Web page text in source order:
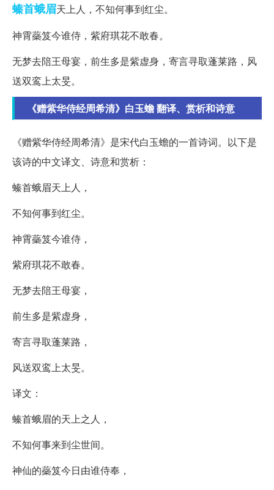
螓首蛾眉天上人，不知何事到红尘。
神霄蘂笈今谁侍，紫府琪花不敢春。
无梦去陪王母宴，前生多是紫虚身，寄言寻取蓬莱路，风
送双鸾上太旻。
《赠紫华侍经周希清》白玉蟾 翻译、赏析和诗意
《赠紫华侍经周希清》是宋代白玉蟾的一首诗词。以下是
该诗的中文译文、诗意和赏析：
螓首蛾眉天上人，
不知何事到红尘。
神霄蘂笈今谁侍，
紫府琪花不敢春。
无梦去陪王母宴，
前生多是紫虚身，
寄言寻取蓬莱路，
风送双鸾上太旻。
译文：
螓首蛾眉的天上之人，
不知何事来到尘世间。
神仙的蘂笈今日由谁侍奉，